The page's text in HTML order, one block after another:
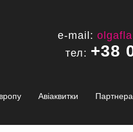
e-mail:
тел: +38
Авіаквитки